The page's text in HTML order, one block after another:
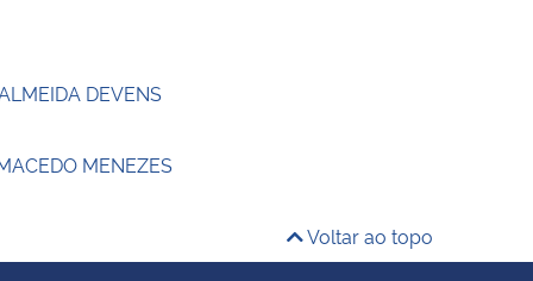
DEVENS
MENEZES
Voltar ao topo